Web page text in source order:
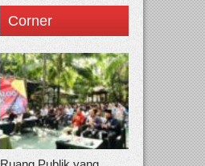
Corner